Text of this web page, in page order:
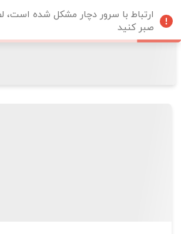
ارتباط با سرور دچار مشکل شده است،
صبر کنید